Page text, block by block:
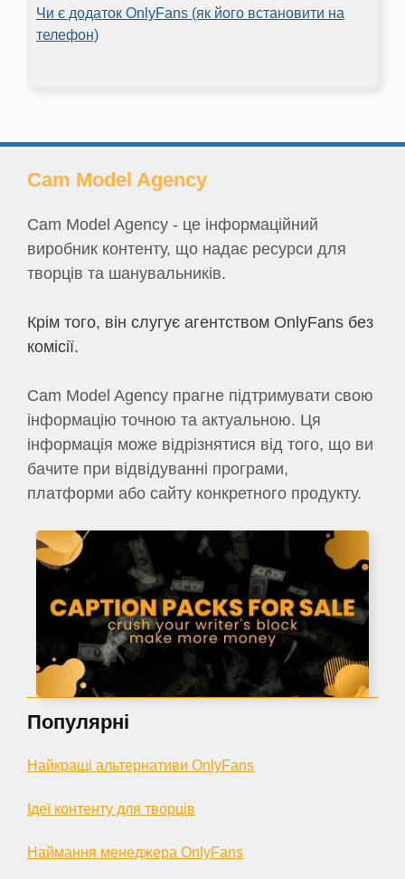
Чи є додаток OnlyFans (як його встановити на
телефон)
Cam Model Agency
Cam Model Agency - це інформаційний
виробник контенту, що надає ресурси для
творців та шанувальників.
Крім того, він слугує агентством OnlyFans без
комісії.
Cam Model Agency прагне підтримувати свою
інформацію точною та актуальною. Ця
інформація може відрізнятися від того, що ви
бачите при відвідуванні програми,
платформи або сайту конкретного продукту.
Популярні
Найкращі альтернативи OnlyFans
Ідеї контенту для творців
Наймання менеджера OnlyFans